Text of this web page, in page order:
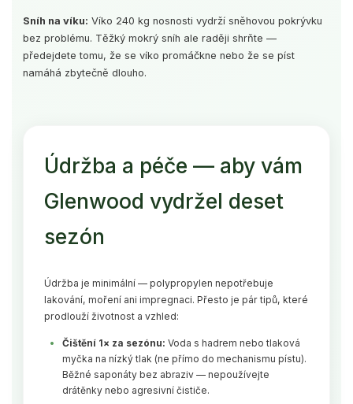
Sníh na víku: Víko 240 kg nosnosti vydrží sněhovou pokrývku
bez problému. Těžký mokrý sníh ale raději shrňte —
předejdete tomu, že se víko promáčkne nebo že se píst
namáhá zbytečně dlouho.
Údržba a péče — aby vám
Glenwood vydržel deset
sezón
Údržba je minimální — polypropylen nepotřebuje
lakování, moření ani impregnaci. Přesto je pár tipů, které
prodlouží životnost a vzhled:
Čištění 1× za sezónu: Voda s hadrem nebo tlaková
myčka na nízký tlak (ne přímo do mechanismu pístu).
Běžné saponáty bez abraziv — nepoužívejte
drátěnky nebo agresivní čističe.